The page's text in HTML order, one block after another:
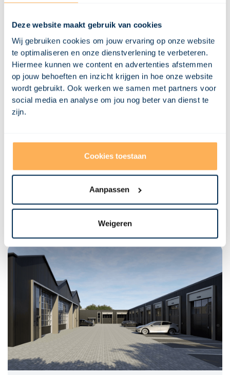
Deze website maakt gebruik van cookies
Wij gebruiken cookies om jouw ervaring op onze website
te optimaliseren en onze dienstverlening te verbeteren.
Hiermee kunnen we content en advertenties afstemmen
op jouw behoeften en inzicht krijgen in hoe onze website
wordt gebruikt. Ook werken we samen met partners voor
social media en analyse om jou nog beter van dienst te
zijn.
Cookies toestaan
Aanpassen
Weigeren
woningen
Dit project resulteerde in een goedgekeurde vergunning voor
twee moderne geschakelde woningen, elk met een eigen garage.
De nieuwe invulling is niet alleen passend bij de omgeving, maar
ook toekomstbestendig in gebruik en uitstraling. Dankzij een
zorgvuldige aanpak en duidelijke communicatie tussen alle
partijen is een verouderde spa getransformeerd tot duurzame
woonruimte, precies waar de markt behoefte aan heeft. Wil je
Boxtel | Visional
Misschien vind je dit ook
interessant